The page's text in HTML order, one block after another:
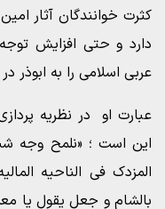
کثرت خوانندگان آثار
دارد و حتی افزایش
عربی اسلامی را به ابوذر
عبارت او در نظریه
این است ؛ «نلمح وجه
المزدک فی الناحیه
بالشام و جعل یقول یا